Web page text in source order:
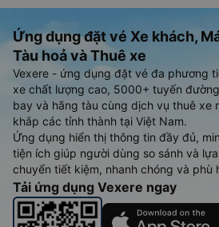
Ứng dụng đặt vé Xe khách,
Tàu hoả và Thuê xe
Vexere - ứng dụng đặt vé đa phương
xe chất lượng cao, 5000+ tuyến
bay và hãng tàu cùng dịch vụ thuê xe
khắp các tỉnh thành tại Việt Nam.
Ứng dụng hiển thị thông tin đầy đủ,
tiện ích giúp người dùng so sánh và
chuyển tiết kiệm, nhanh chóng và phù
Tải ứng dụng Vexere ngay